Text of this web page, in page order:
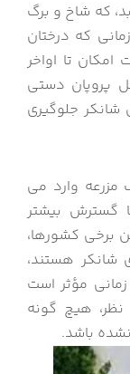
که شاخ و برگ
که درختان
تا اواخر
پروپان دستی
شانکر جلوگیری
مزرعه وارد می
گسترش بیشتر
برخی کشورها،
شانکر هستند،
مؤثر است
هیچ گونه
نشده باشد.